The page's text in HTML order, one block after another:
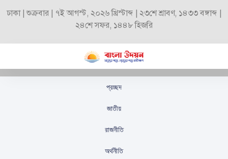
ঢাকা | শুক্রবার | ৭ই আগস্ট, ২০২৬ খ্রিস্টাব্দ | ২৩শে শ্রাবণ, ১৪৩৩ বঙ্গাব্দ |
২৪শে সফর, ১৪৪৮ হিজরি
প্রচ্ছদ
জাতীয়
রাজনীতি
অর্থনীতি
আজ বিএনপির ৪৭তম
প্রতিষ্ঠাবার্ষিকী
প্রকাশিতঃসেপ্টেম্বর ৫, ২০২৫